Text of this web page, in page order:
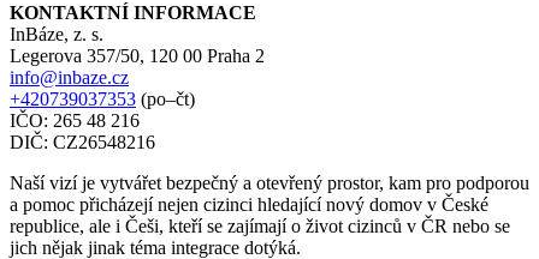
KONTAKTNÍ INFORMACE
InBáze, z. s.
Legerova 357/50, 120 00 Praha 2
info@inbaze.cz
+420739037353 (po–čt)
IČO: 265 48 216
DIČ: CZ26548216
Naší vizí je vytvářet bezpečný a otevřený prostor, kam pro podporou
a pomoc přicházejí nejen cizinci hledající nový domov v České
republice, ale i Češi, kteří se zajímají o život cizinců v ČR nebo se
jich nějak jinak téma integrace dotýká.